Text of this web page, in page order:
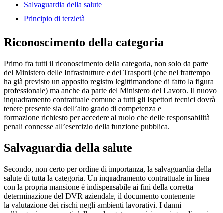
Salvaguardia della salute
Principio di terzietà
Riconoscimento della categoria
Primo fra tutti il riconoscimento della categoria, non solo da parte
del Ministero delle Infrastrutture e dei Trasporti (che nel frattempo
ha già previsto un apposito registro legittimandone di fatto la figura
professionale) ma anche da parte del Ministero del Lavoro. Il nuovo
inquadramento contrattuale comune a tutti gli Ispettori tecnici dovrà
tenere presente sia dell’alto grado di competenza e
formazione richiesto per accedere al ruolo che delle responsabilità
penali connesse all’esercizio della funzione pubblica.
Salvaguardia della salute
Secondo, non certo per ordine di importanza, la salvaguardia della
salute di tutta la categoria. Un inquadramento contrattuale in linea
con la propria mansione è indispensabile ai fini della corretta
determinazione del DVR aziendale, il documento contenente
la valutazione dei rischi negli ambienti lavorativi. I danni